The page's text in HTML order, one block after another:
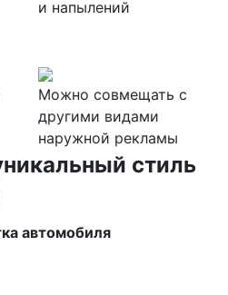
и напылений
Можно совмещать с
другими видами
наружной рекламы
стиль
автомобиля